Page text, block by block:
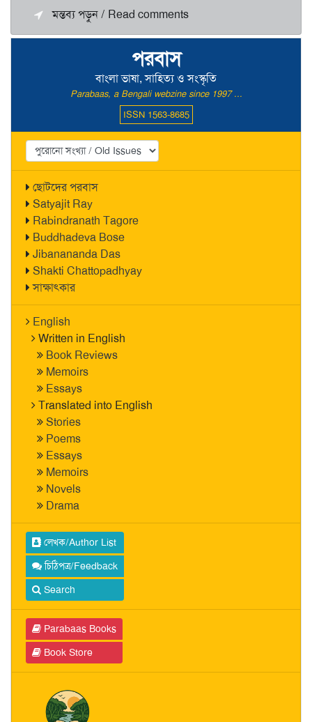
পরবাস
বাংলা ভাষা, সাহিত্য ও সংস্কৃতি
Parabaas, a Bengali webzine since 1997 ...
ISSN 1563-8685
ছোটদের পরবাস
Satyajit Ray
Rabindranath Tagore
Buddhadeva Bose
Jibanananda Das
Shakti Chattopadhyay
সাক্ষাৎকার
English
Written in English
Book Reviews
Memoirs
Essays
Translated into English
Stories
Poems
Essays
Memoirs
Novels
Drama
লেখক/Author List
চিঠিপত্র/Feedback
Search
Parabaas Books
Book Store
মন্তব্য পড়ুন / Read comments